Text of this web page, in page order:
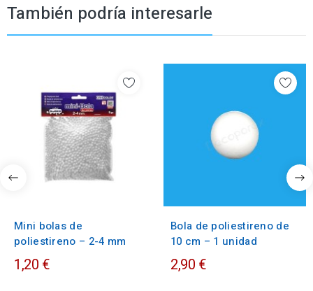
También podría interesarle
Mini bolas de
poliestireno – 2-4 mm
1,20 €
Bola de poliestireno de
10 cm – 1 unidad
2,90 €